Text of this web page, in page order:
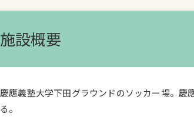
施設概要
慶應義塾大学下田グラウンドのソッカー場。
る。